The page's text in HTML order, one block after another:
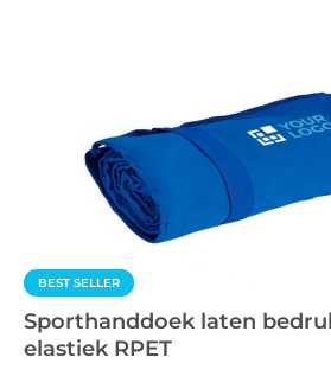
BEST SELLER
Sporthanddoek laten
elastiek RPET